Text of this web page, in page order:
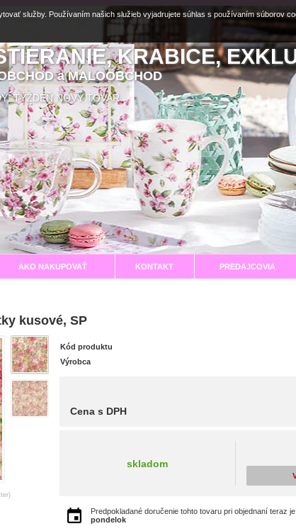
KRABICE,
a MALOOBCHOD
TÝŽDEŇ NOVÝ TOVAR
AKO NAKUPOVAŤ KONTAKT PREDAJCOVIA
kusové, SP
Kód produktu
Výrobca
Cena s DPH
skladom
Predpokladané doručenie tohto tovaru pri objednaní teraz je
pondelok
služby. Používaním našich služieb vyjadrujete súhlas s používaním súborov